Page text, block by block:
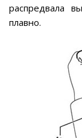
распредвала
плавно.